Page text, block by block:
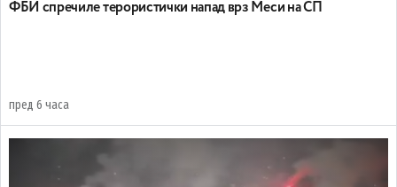
ФБИ спречиле терористички напад врз Меси на СП
пред 6 часа